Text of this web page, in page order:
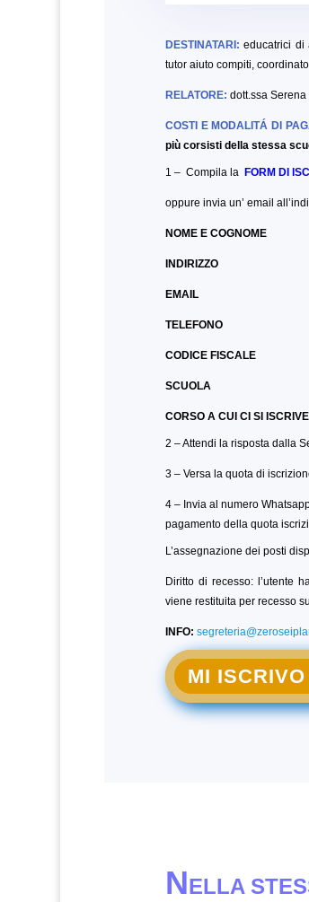
DESTINATARI: educatrici di
tutor aiuto compiti,
RELATORE: dott.ssa
COSTI E MODALITÁ DI
più corsisti della stessa
1 – Compila la FORM DI
oppure invia un’ email
NOME E COGNOME
INDIRIZZO
EMAIL
TELEFONO
CODICE FISCALE
SCUOLA
CORSO A CUI CI SI ISCRIVE
2 – Attendi la risposta dalla
3 – Versa la quota di
4 – Invia al numero
pagamento della quota
L’assegnazione dei posti
Diritto di recesso: l’utente
viene restituita per recesso
INFO:
MI ISCRIVO
NELLA